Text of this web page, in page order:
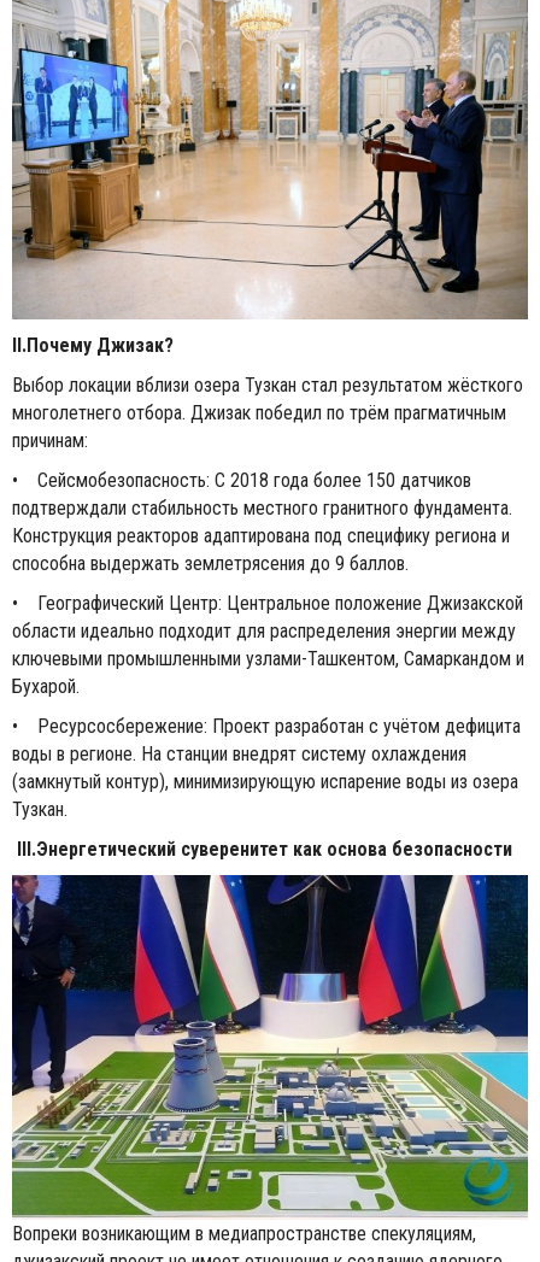
II.Почему Джизак?
Выбор локации вблизи озера Тузкан стал результатом жёсткого
многолетнего отбора. Джизак победил по трём прагматичным
причинам:
• Сейсмобезопасность: С 2018 года более 150 датчиков
подтверждали стабильность местного гранитного фундамента.
Конструкция реакторов адаптирована под специфику региона и
способна выдержать землетрясения до 9 баллов.
• Географический Центр: Центральное положение Джизакской
области идеально подходит для распределения энергии между
ключевыми промышленными узлами-Ташкентом, Самаркандом и
Бухарой.
• Ресурсосбережение: Проект разработан с учётом дефицита
воды в регионе. На станции внедрят систему охлаждения
(замкнутый контур), минимизирующую испарение воды из озера
Тузкан.
III.Энергетический суверенитет как основа безопасности
Вопреки возникающим в медиапространстве спекуляциям,